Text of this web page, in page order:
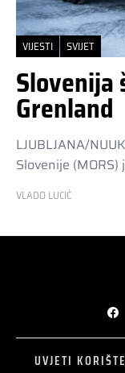
VIJESTI SVIJET
Slovenija
Grenland
LJUBLJANA/
Slovenije
VLADO LUCIĆ
UVJETI